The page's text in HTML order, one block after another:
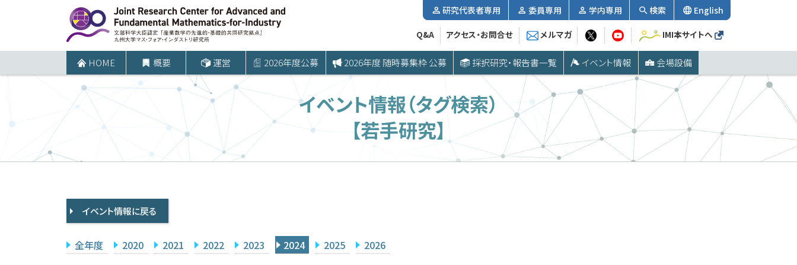
ツ
プ
HOME 概要 運営 2026年度公募 2026年度 随時募集枠 公募 採択研究・報告書一覧 イベント情報 会場設備
研究代表者専用 委員専用 学内専用 検索 English
Q&A アクセス・お問合せ メルマガ IMI本サイトへ
イベント情報（タグ検索）
【若手研究】
イベント情報に戻る
全年度 2020 2021 2022 2023 2024 2025 2026